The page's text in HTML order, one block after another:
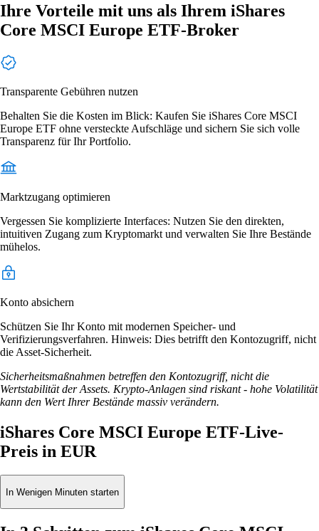
Ihre Vorteile mit uns als Ihrem iShares
Core MSCI Europe ETF-Broker
Transparente Gebühren nutzen
Behalten Sie die Kosten im Blick: Kaufen Sie iShares Core MSCI
Europe ETF ohne versteckte Aufschläge und sichern Sie sich volle
Transparenz für Ihr Portfolio.
Marktzugang optimieren
Vergessen Sie komplizierte Interfaces: Nutzen Sie den direkten,
intuitiven Zugang zum Kryptomarkt und verwalten Sie Ihre Bestände
mühelos.
Konto absichern
Schützen Sie Ihr Konto mit modernen Speicher- und
Verifizierungsverfahren. Hinweis: Dies betrifft den Kontozugriff, nicht
die Asset-Sicherheit.
Sicherheitsmaßnahmen betreffen den Kontozugriff, nicht die
Wertstabilität der Assets. Krypto-Anlagen sind riskant - hohe Volatilität
kann den Wert Ihrer Bestände massiv verändern.
iShares Core MSCI Europe ETF-Live-
Preis in EUR
In Wenigen Minuten starten